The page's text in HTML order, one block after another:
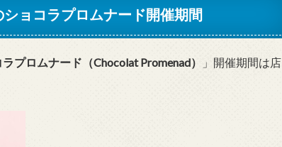
ョコラプロムナード開催期間
プロムナード（Chocolat Promenad）
」開催期間は店